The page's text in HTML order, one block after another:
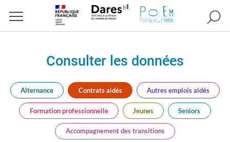
Consulter les données
Alternance Contrats aidés Autres emplois aidés
Formation professionnelle Jeunes Seniors
Accompagnement des transitions